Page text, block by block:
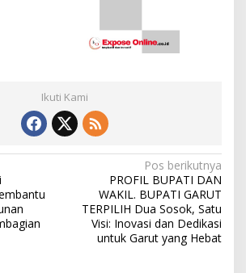
Ikuti Kami
Pos berikutnya
PROFIL BUPATI DAN
WAKIL. BUPATI GARUT
TERPILIH Dua Sosok, Satu
Visi: Inovasi dan Dedikasi
untuk Garut yang Hebat